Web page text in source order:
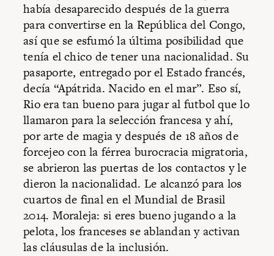
había desaparecido después de la guerra
para convertirse en la República del Congo,
así que se esfumó la última posibilidad que
tenía el chico de tener una nacionalidad. Su
pasaporte, entregado por el Estado francés,
decía “Apátrida. Nacido en el mar”. Eso sí,
Rio era tan bueno para jugar al futbol que lo
llamaron para la selección francesa y ahí,
por arte de magia y después de 18 años de
forcejeo con la férrea burocracia migratoria,
se abrieron las puertas de los contactos y le
dieron la nacionalidad. Le alcanzó para los
cuartos de final en el Mundial de Brasil
2014. Moraleja: si eres bueno jugando a la
pelota, los franceses se ablandan y activan
las cláusulas de la inclusión.